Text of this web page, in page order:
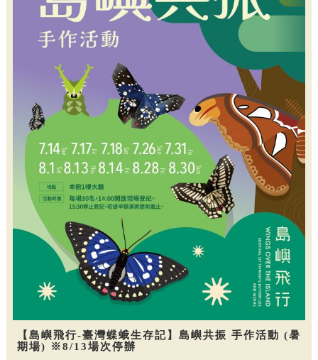
【島嶼飛行-臺灣蝶蛾生存記】島嶼共振 手作活動 (暑
期場) ※8/13場次停辦